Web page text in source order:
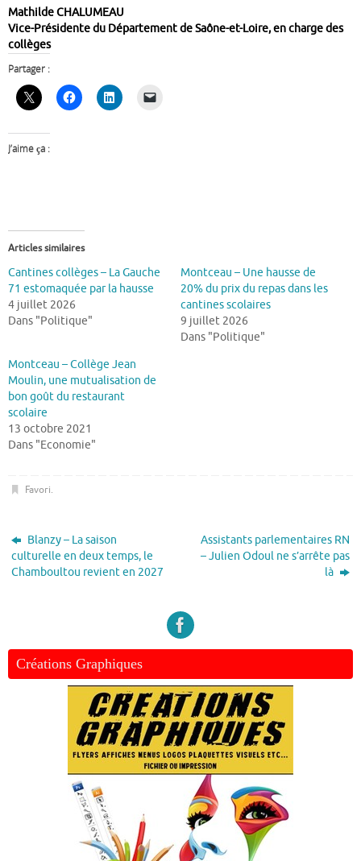
Mathilde CHALUMEAU
Vice-Présidente du Département de Saône-et-Loire, en charge des
collèges
Partager :
J’aime ça :
Articles similaires
Cantines collèges – La Gauche
71 estomaquée par la hausse
4 juillet 2026
Dans "Politique"
Montceau – Une hausse de
20% du prix du repas dans les
cantines scolaires
9 juillet 2026
Dans "Politique"
Montceau – Collège Jean
Moulin, une mutualisation de
bon goût du restaurant
scolaire
13 octobre 2021
Dans "Economie"
Favori.
Blanzy – La saison
culturelle en deux temps, le
Chamboultou revient en 2027
Assistants parlementaires RN
– Julien Odoul ne s’arrête pas
là
Créations Graphiques